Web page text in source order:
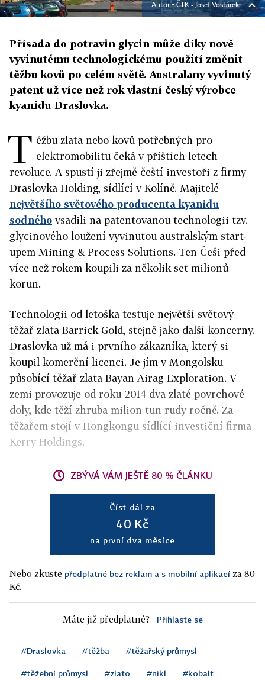
Autor ▪ČTK - Josef Vostárek
Přísada do potravin glycin může díky nově
vyvinutému technologickému použití změnit
těžbu kovů po celém světě. Australany vyvinutý
patent už více než rok vlastní český výrobce
kyanidu Draslovka.
T ěžbu zlata nebo kovů potřebných pro
elektromobilitu čeká v příštích letech
revoluce. A spustí ji zřejmě čeští investoři z firmy
Draslovka Holding, sídlící v Kolíně. Majitelé
největšího světového producenta kyanidu
sodného vsadili na patentovanou technologii tzv.
glycinového loužení vyvinutou australským start-
upem Mining & Process Solutions. Ten Češi před
více než rokem koupili za několik set milionů
korun.
Technologii od letoška testuje největší světový
těžař zlata Barrick Gold, stejně jako další koncerny.
Draslovka už má i prvního zákazníka, který si
koupil komerční licenci. Je jím v Mongolsku
působící těžař zlata Bayan Airag Exploration. V
zemi provozuje od roku 2014 dva zlaté povrchové
doly, kde těží zhruba milion tun rudy ročně. Za
těžařem stojí v Hongkongu sídlící investiční firma
Kerry Holdings.
ZBÝVÁ VÁM JEŠTĚ 80 % ČLÁNKU
Číst dál za
40 Kč
na první dva měsíce
Nebo zkuste předplatné bez reklam a s mobilní aplikací za 80
Kč.
Máte již předplatné? Přihlaste se
#Draslovka #těžba #těžařský průmysl
#těžební průmysl #zlato #nikl #kobalt